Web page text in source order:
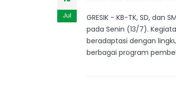
Jul
GRESIK - KB-TK, SD,
pada Senin (13/7).
beradaptasi dengan
berbagai program